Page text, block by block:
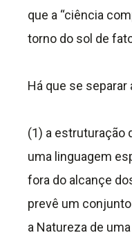
que a “ciência
torno do sol de
Há que se
(1) a estruturação
uma linguagem
fora do alcançe
prevê um
a Natureza de